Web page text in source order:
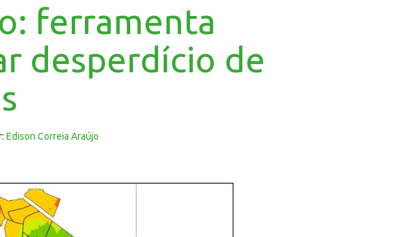
ferramenta
desperdício de
Edison Correia Araújo